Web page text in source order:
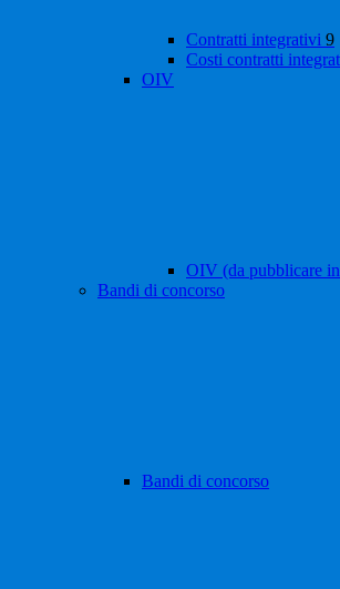
Contratti integrativi 9
Costi contratti
OIV
OIV (da pubblicare
Bandi di concorso
Bandi di concorso